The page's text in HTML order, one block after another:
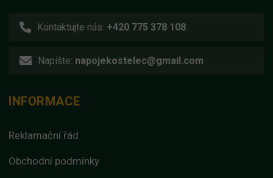
Kontaktujte nás: +420 775 378 108
Napište: napojekostelec@gmail.com
INFORMACE
Reklamační řád
Obchodní podmínky